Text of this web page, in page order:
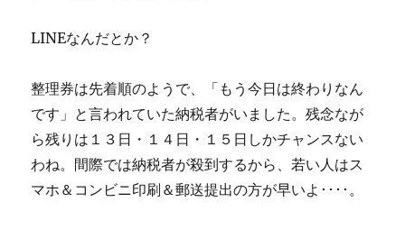
LINEなんだとか？
整理券は先着順のようで、「もう今日は終わりなん
です」と言われていた納税者がいました。残念なが
ら残りは１３日・１４日・１５日しかチャンスない
わね。間際では納税者が殺到するから、若い人はス
マホ＆コンビニ印刷＆郵送提出の方が早いよ････。